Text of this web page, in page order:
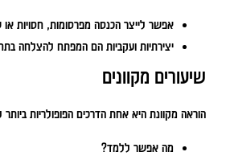
אפשר לייצר הכנסה מפרסומות, חסויות או
יצירתיות ועקביות הם המפתח להצלחה
שיעורים מקוונים
הוראה מקוונת היא אחת הדרכים הפופולריות
מה אפשר ללמד?